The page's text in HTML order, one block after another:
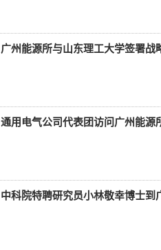
广州能源所与山东理工大学签署战
通用电气公司代表团访问广州能源
中科院特聘研究员小林敬幸博士到